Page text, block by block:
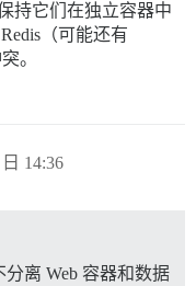
持它们在独立容器中
（可能还有
。
14:36
离 Web 容器和数据